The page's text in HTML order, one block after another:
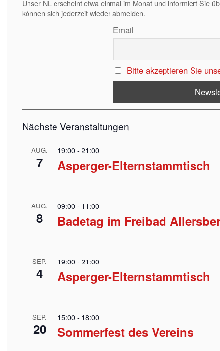
Unser NL erscheint etwa einmal im Monat und informiert Sie
können sich jederzeit wieder abmelden.
Email
Bitte akzeptieren Sie
Nächste Veranstaltungen
AUG.
7
19:00- 21:00
Asperger-Elternstammtisch
AUG.
8
09:00- 11:00
Badetag im Freibad
SEP.
4
19:00- 21:00
Asperger-Elternstammtisch
SEP.
20
15:00- 18:00
Sommerfest des Vereins